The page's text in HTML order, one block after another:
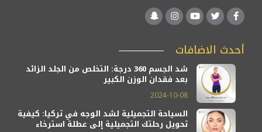
أحدث الاضافات
شد الجسم 360 درجة: التخلص من الجلد الزائد
بعد فقدان الوزن الكبير
2024-10-08
السياحة التجميلية لشد الوجه في تركيا: كيفية
تحويل رحلتك التجميلية إلى عطلة استرخاء